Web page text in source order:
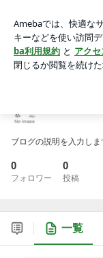
アプリをダウンロ
ょう。
ブログの説明を入力しま
0
フォロワー
0
投稿
一覧